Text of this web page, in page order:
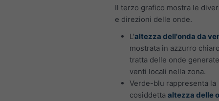
Il terzo grafico mostra le
e direzioni delle onde.
L'altezza dell'onda da
mostrata in azzurro
tratta delle onde
venti locali nella zona.
Verde-blu rappresenta la
cosiddetta altezza delle